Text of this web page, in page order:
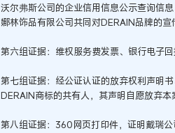
沃尔弗斯公司的企业信用信息公示查询信
娜林饰品有限公司共同对DERAIN品牌的宣
第六组证据：维权服务费发票、银行电子
第七组证据：经公证认证的放弃权利声明
DERAIN商标的共有人，其声明自愿放弃
第八组证据：360网页打印件，证明戴瑞